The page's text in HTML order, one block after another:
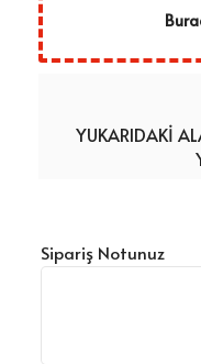
YUKARIDAKI
Sipariş Notunuz